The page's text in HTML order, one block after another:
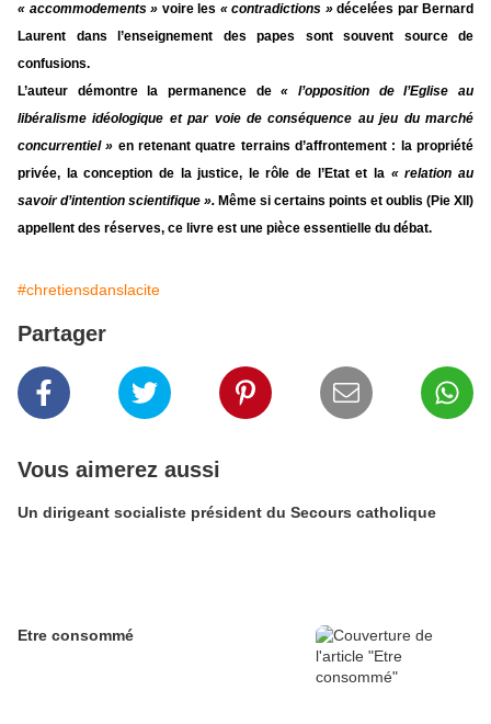
« accommodements » voire les « contradictions »décelées par Bernard
Laurent dans l’enseignement des papes sont souvent source de
confusions.
L’auteur démontre la permanence de« l’opposition de l’Eglise au
libéralisme idéologique et par voie de conséquence au jeu du marché
concurrentiel » en retenant quatre terrains d’affrontement : la propriété
privée, la conception de la justice, le rôle de l’Etat et la « relation au
savoir d’intention scientifique ». Même si certains points et oublis (Pie XII)
appellent des réserves, ce livre est une pièce essentielle du débat.
#chretiensdanslacite
Partager
Vous aimerez aussi
Un dirigeant socialiste président du Secours catholique
Etre consommé